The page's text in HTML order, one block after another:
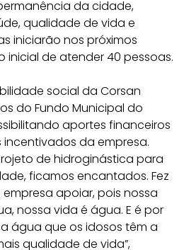
da cidade,
qualidade de vida e
iniciarão nos próximos
inicial de atender 40 pessoas.
social da Corsan
do Fundo Municipal do
aportes financeiros
da empresa.
de hidroginástica para
ficamos encantados. Fez
apoiar, pois nossa
nossa vida é água. E é por
água que os idosos têm a
qualidade de vida”,